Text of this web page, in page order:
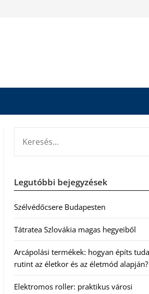
Legutóbbi bejegyzések
Szélvédőcsere Budapesten
Tátratea Szlovákia magas hegyeiből
Arcápolási termékek: hogyan építs
rutint az életkor és az életmód alapján?
Elektromos roller: praktikus városi